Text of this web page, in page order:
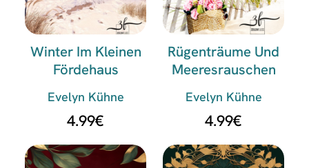
Winter Im Kleinen
Fördehaus
Evelyn Kühne
4.99€
Rügenträume Und
Meeresrauschen
Evelyn Kühne
4.99€